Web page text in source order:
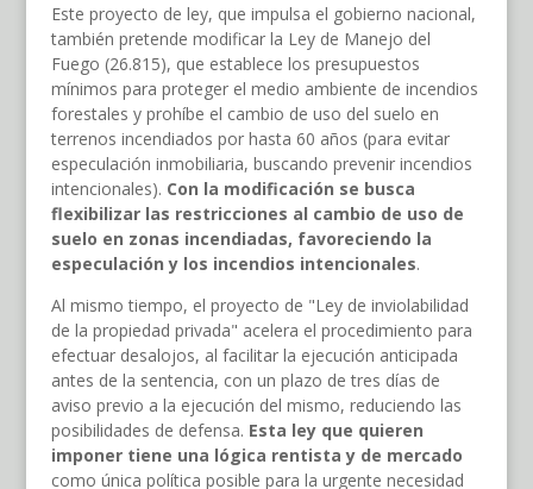
Este proyecto de ley, que impulsa el gobierno nacional,
también pretende modificar la Ley de Manejo del
Fuego (26.815), que establece los presupuestos
mínimos para proteger el medio ambiente de incendios
forestales y prohíbe el cambio de uso del suelo en
terrenos incendiados por hasta 60 años (para evitar
especulación inmobiliaria, buscando prevenir incendios
intencionales). Con la modificación se busca
flexibilizar las restricciones al cambio de uso de
suelo en zonas incendiadas, favoreciendo la
especulación y los incendios intencionales.
Al mismo tiempo, el proyecto de "Ley de inviolabilidad
de la propiedad privada" acelera el procedimiento para
efectuar desalojos, al facilitar la ejecución anticipada
antes de la sentencia, con un plazo de tres días de
aviso previo a la ejecución del mismo, reduciendo las
posibilidades de defensa. Esta ley que quieren
imponer tiene una lógica rentista y de mercado
como única política posible para la urgente necesidad